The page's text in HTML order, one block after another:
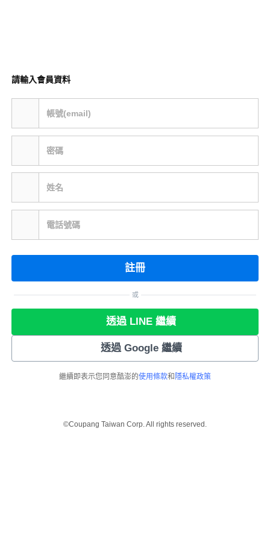
請輸入會員資料
帳號(email)
密碼
姓名
電話號碼
註冊
或
透過 LINE 繼續
透過 Google 繼續
繼續即表示您同意酷澎的使用條款和 隱私權政策
©Coupang Taiwan Corp. All rights reserved.